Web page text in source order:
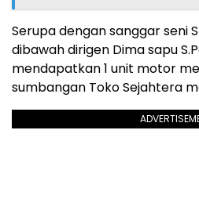
Serupa dengan sanggar seni
dibawah dirigen Dima sapu
mendapatkan 1 unit motor
sumbangan Toko Sejahtera